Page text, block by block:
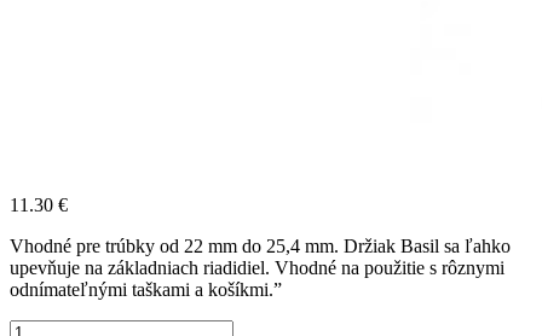
11.30 €
Vhodné pre trúbky od 22 mm do 25,4 mm. Držiak Basil sa ľahko
upevňuje na základniach riadidiel. Vhodné na použitie s rôznymi
odnímateľnými taškami a košíkmi.”
množstvo